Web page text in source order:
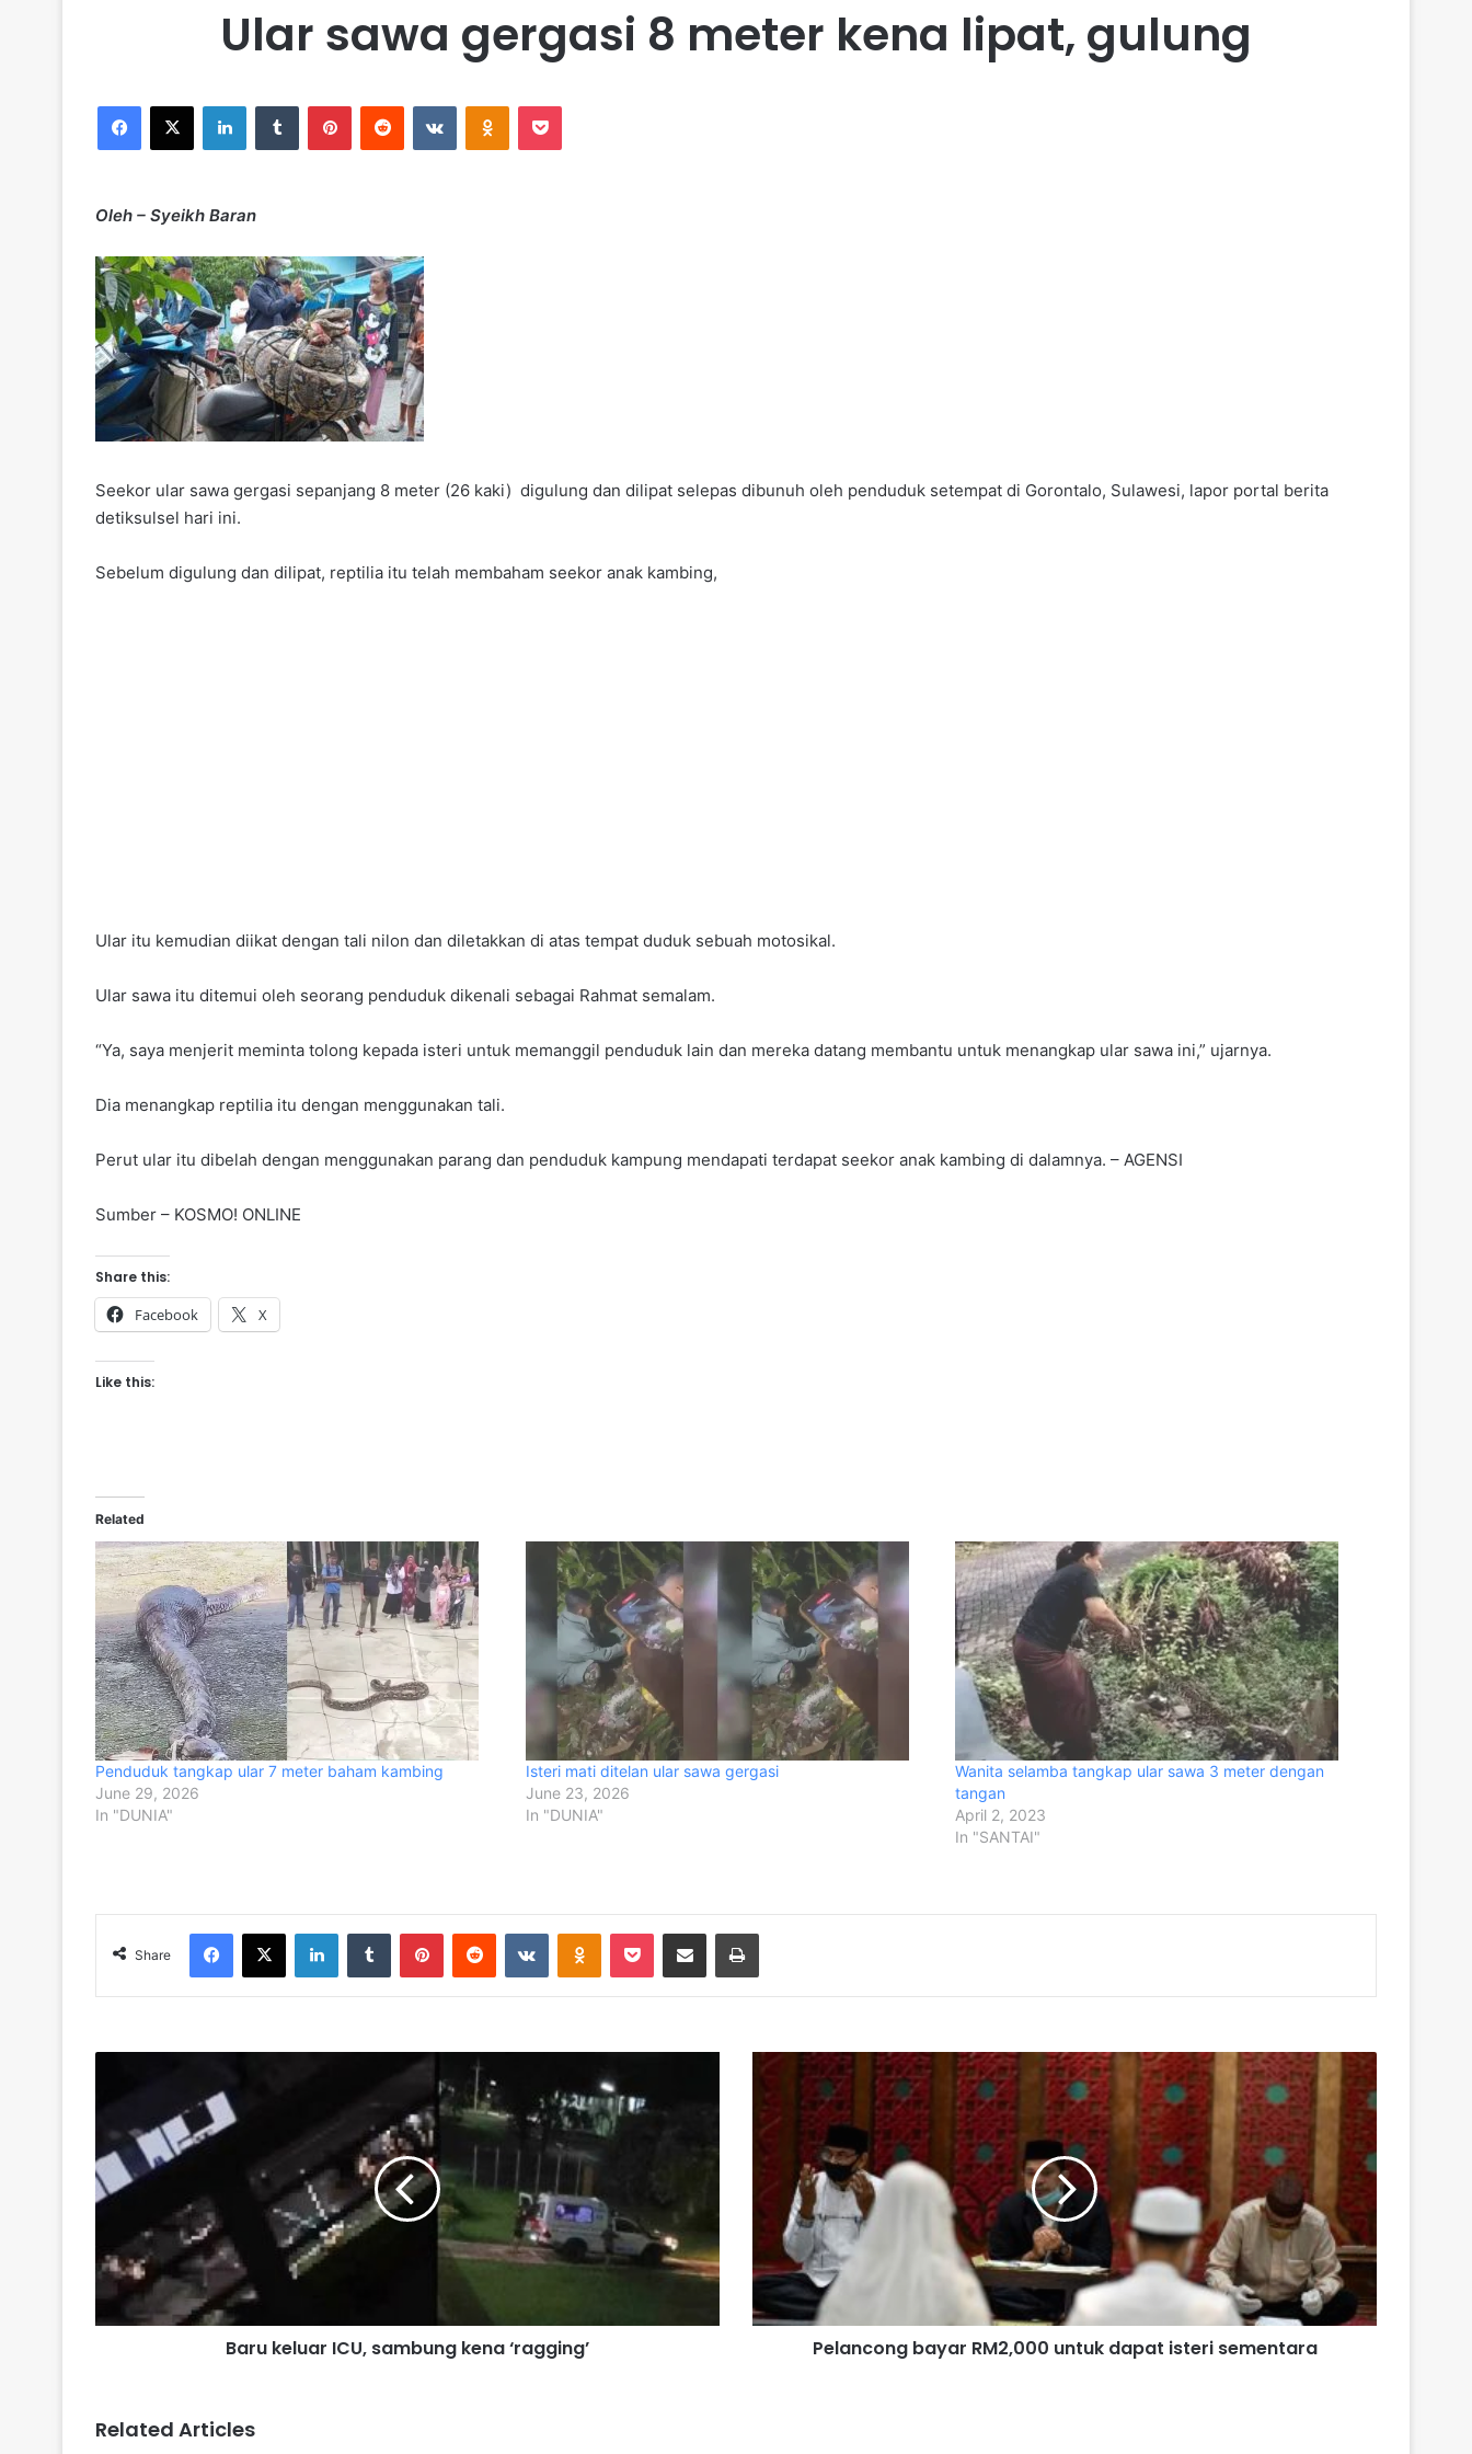
Ular sawa gergasi 8 meter kena lipat, gulung
Facebook
X LinkedInTumblr PinterestReddit VKontakteOdnoklassniki
Pocket
Oleh – Syeikh Baran
Seekor ular sawa gergasi sepanjang 8 meter (26 kaki) digulung dan dilipat selepas dibunuh oleh penduduk setempat di Gorontalo, Sulawesi, lapor portal berita
detiksulsel hari ini.
Sebelum digulung dan dilipat, reptilia itu telah membaham seekor anak kambing,
Ular itu kemudian diikat dengan tali nilon dan diletakkan di atas tempat duduk sebuah motosikal.
Ular sawa itu ditemui oleh seorang penduduk dikenali sebagai Rahmat semalam.
“Ya, saya menjerit meminta tolong kepada isteri untuk memanggil penduduk lain dan mereka datang membantu untuk menangkap ular sawa ini,” ujarnya.
Dia menangkap reptilia itu dengan menggunakan tali.
Perut ular itu dibelah dengan menggunakan parang dan penduduk kampung mendapati terdapat seekor anak kambing di dalamnya. – AGENSI
Sumber – KOSMO! ONLINE
Share this:
Facebook X
Like this:
Related
Penduduk tangkap ular 7 meter baham kambing
June 29, 2026
In "DUNIA"
Isteri mati ditelan ular sawa gergasi
June 23, 2026
In "DUNIA"
Wanita selamba tangkap ular sawa 3 meter dengan
tangan
April 2, 2023
In "SANTAI"
Share
Facebook
X LinkedInTumblr PinterestReddit VKontakteOdnoklassniki
Pocket Share via Email Print
sambung
kena
‘ragging’
Baru keluar ICU, sambung kena ‘ragging’
Pelancong
RM2,000
untuk
dapat
sementara
Pelancong bayar RM2,000 untuk dapat isteri sementara
Related Articles